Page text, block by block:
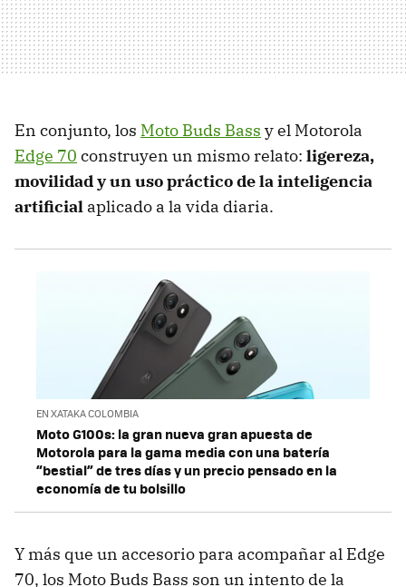
En conjunto, los Moto Buds Bass y el Motorola
Edge 70 construyen un mismo relato: ligereza,
movilidad y un uso práctico de la inteligencia
artificial aplicado a la vida diaria.
EN XATAKA COLOMBIA
Moto G100s: la gran nueva gran apuesta de
Motorola para la gama media con una batería
“bestial” de tres días y un precio pensado en la
economía de tu bolsillo
Y más que un accesorio para acompañar al Edge
70, los Moto Buds Bass son un intento de la